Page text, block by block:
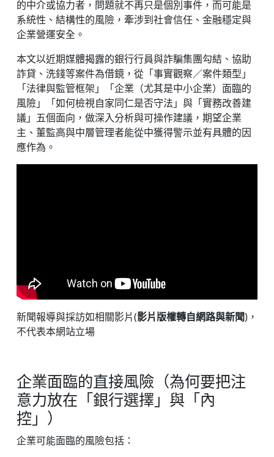
的中介或協力者，問題就不再只是個別事件，而可能是
系統性、結構性的風險，牽涉到社會信任、金融穩定與
企業營運安全。
本文以近期媒體揭露的銀行行員與詐騙集團勾結、協助
詐貸、洗錢等案件為借鏡，從「事實觀察／案件類型」
「法律與監管框架」「企業（尤其是中小企業）面臨的
風險」「如何檢視自家同仁是否守法」與「實務改善建
議」五個面向，做深入分析與可操作建議，期望企業
主、董監高與中層管理者能從中獲得警示並有具體的因
應作為。
新聞報導與採訪如相關影片(影片版權轉自網路與新聞)，
不代表本網站立場
企業面臨的直接風險（為何要把注
意力放在「銀行選擇」與「內
控」）
企業可能面臨的風險包括：